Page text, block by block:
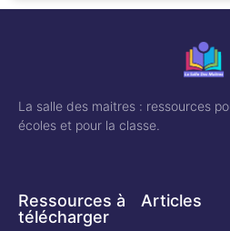
La salle des maitres : ressources
écoles et pour la classe.
Ressources à
télécharger
Articles